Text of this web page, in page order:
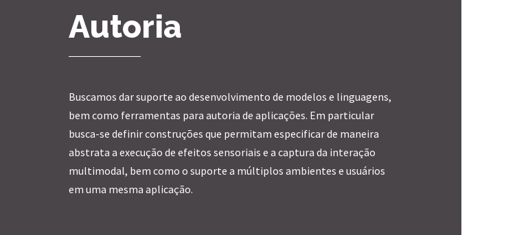
Autoria
Buscamos dar suporte ao desenvolvimento de modelos e linguagens,
bem como ferramentas para autoria de aplicações. Em particular
busca-se definir construções que permitam especificar de maneira
abstrata a execução de efeitos sensoriais e a captura da interação
multimodal, bem como o suporte a múltiplos ambientes e usuários
em uma mesma aplicação.